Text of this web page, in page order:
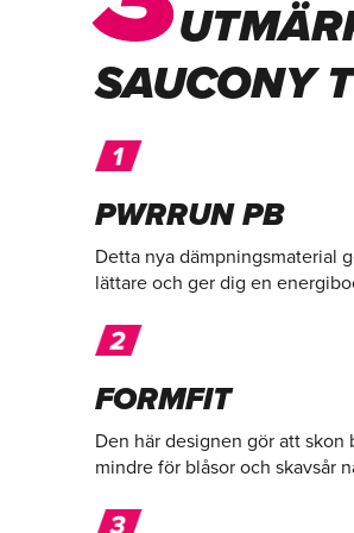
SAUCONY
PWRRUN PB
Detta nya dämpningsmaterial
lättare och ger dig en
FORMFIT
Den här designen gör att skon
mindre för blåsor och skavsår